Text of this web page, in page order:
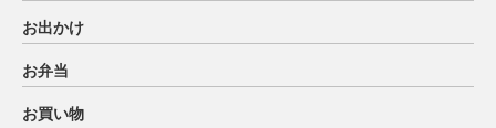
お出かけ
お弁当
お買い物